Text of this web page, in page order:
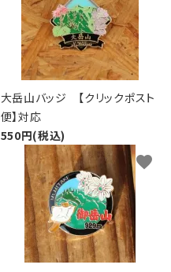
大岳山バッジ 【クリックポスト
便】対応
550円(税込)
favorite